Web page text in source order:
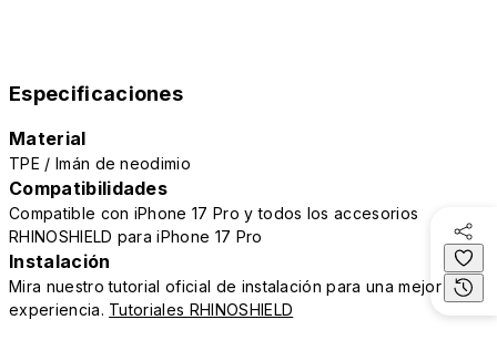
Especificaciones
Material
TPE / Imán de neodimio
Compatibilidades
Compatible con iPhone 17 Pro y todos los accesorios
RHINOSHIELD para iPhone 17 Pro
Instalación
Mira nuestro tutorial oficial de instalación para una mejor
experiencia. Tutoriales RHINOSHIELD